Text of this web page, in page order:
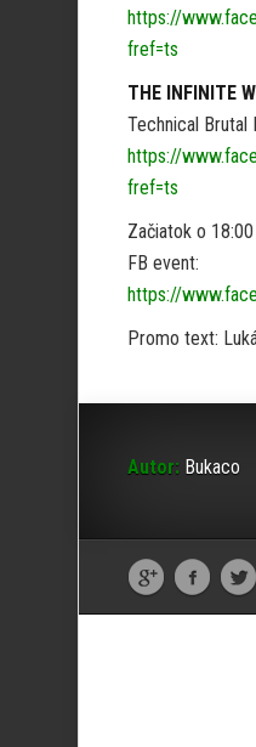
https://
fref=ts
THE INFINITE
Technical Brutal
https://
fref=ts
Začiatok o 18:00
FB event:
https://
Promo text:
Autor: Bukaco